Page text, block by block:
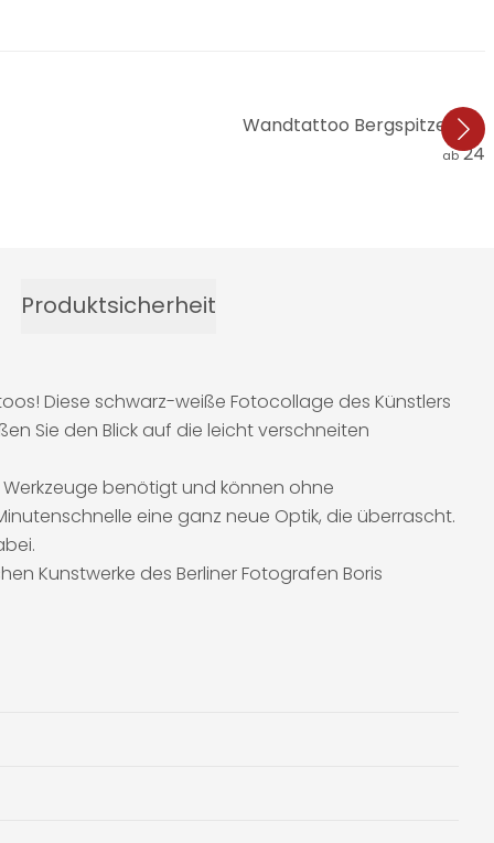
Wandtattoo Bergspitze
ab
Produktsicherheit
Diese schwarz-weiße Fotocollage des Künstlers
Sie den Blick auf die leicht verschneiten
benötigt und können ohne
eine ganz neue Optik, die überrascht.
Kunstwerke des Berliner Fotografen Boris